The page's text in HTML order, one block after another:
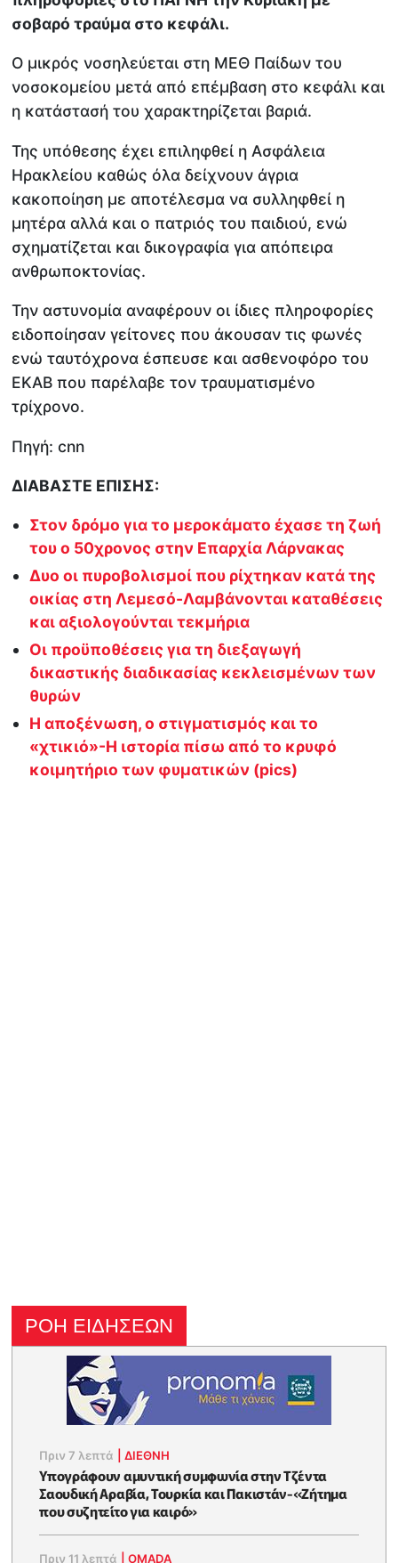
σοβαρό τραύμα στο κεφάλι.
Ο μικρός νοσηλεύεται στη ΜΕΘ Παίδων του
νοσοκομείου μετά από επέμβαση στο κεφάλι και
η κατάστασή του χαρακτηρίζεται βαριά.
Της υπόθεσης έχει επιληφθεί η Ασφάλεια
Ηρακλείου καθώς όλα δείχνουν άγρια
κακοποίηση με αποτέλεσμα να συλληφθεί η
μητέρα αλλά και ο πατριός του παιδιού, ενώ
σχηματίζεται και δικογραφία για απόπειρα
ανθρωποκτονίας.
Την αστυνομία αναφέρουν οι ίδιες πληροφορίες
ειδοποίησαν γείτονες που άκουσαν τις φωνές
ενώ ταυτόχρονα έσπευσε και ασθενοφόρο του
ΕΚΑΒ που παρέλαβε τον τραυματισμένο
τρίχρονο.
Πηγή: cnn
ΔΙΑΒΑΣΤΕ ΕΠΙΣΗΣ:
Στον δρόμο για το μεροκάματο έχασε τη ζωή
του ο 50χρονος στην Επαρχία Λάρνακας
Δυο οι πυροβολισμοί που ρίχτηκαν κατά της
οικίας στη Λεμεσό-Λαμβάνονται καταθέσεις
και αξιολογούνται τεκμήρια
Οι προϋποθέσεις για τη διεξαγωγή
δικαστικής διαδικασίας κεκλεισμένων των
θυρών
Η αποξένωση, ο στιγματισμός και το
«χτικιό»-Η ιστορία πίσω από το κρυφό
κοιμητήριο των φυματικών (pics)
ΡΟΗ ΕΙΔΗΣΕΩΝ
Πριν 7 λεπτά |ΔΙΕΘΝΗ
Υπογράφουν αμυντική συμφωνία στην Τζέντα
Σαουδική Αραβία, Τουρκία και Πακιστάν-«Ζήτημα
που συζητείτο για καιρό»
Πριν 11 λεπτά |OMADA